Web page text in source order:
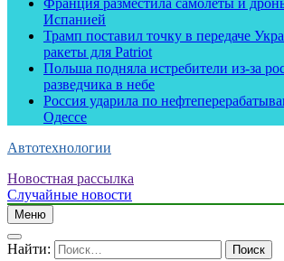
Франция разместила самолеты и
Испанией
Трамп поставил точку в передаче
ракеты для Patriot
Польша подняла истребители из-за
разведчика в небе
Россия ударила по
Одессе
Автотехнологии
Новостная рассылка
Случайные новости
Меню
Найти: